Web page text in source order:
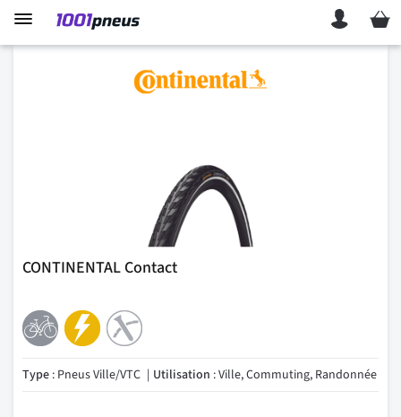
Mon
CONTINENTAL Contact
Type : Pneus Ville/VTC Utilisation : Ville, Commuting, Randonnée